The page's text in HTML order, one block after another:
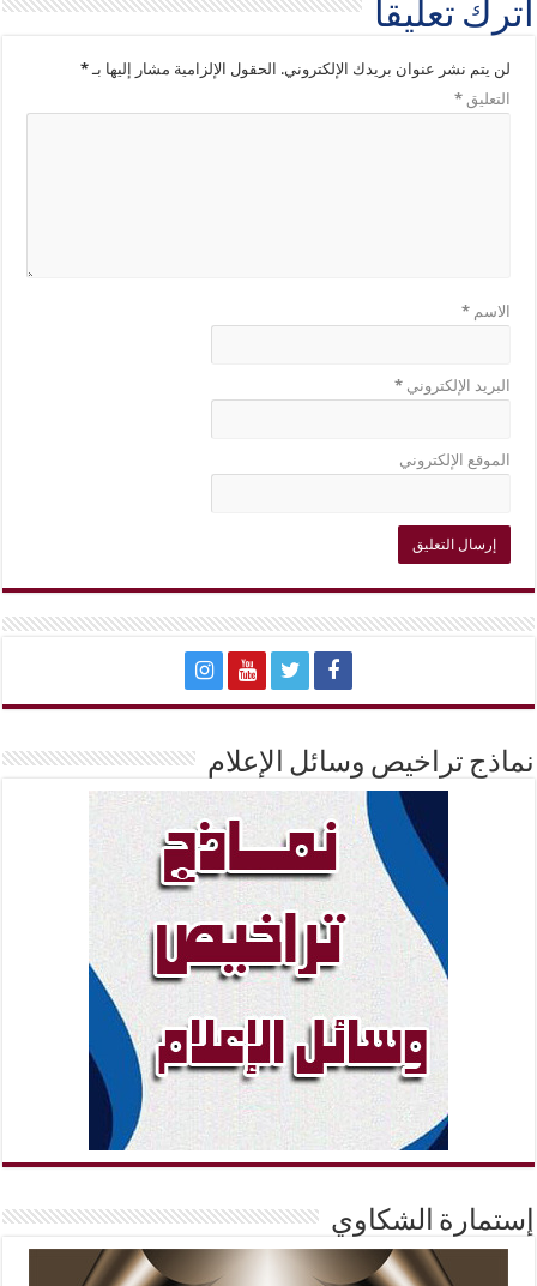
اترك تعليقاً
لن يتم نشر عنوان بريدك الإلكتروني. الحقول الإلزامية مشار إليها بـ*
التعليق*
الاسم*
البريد الإلكتروني*
الموقع الإلكتروني
نماذج تراخيص وسائل الإعلام
إستمارة الشكاوي